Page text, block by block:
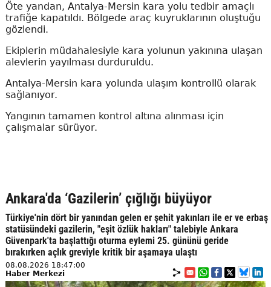
Öte yandan, Antalya-Mersin kara yolu tedbir amaçlı
trafiğe kapatıldı. Bölgede araç kuyruklarının oluştuğu
gözlendi.
Ekiplerin müdahalesiyle kara yolunun yakınına ulaşan
alevlerin yayılması durduruldu.
Antalya-Mersin kara yolunda ulaşım kontrollü olarak
sağlanıyor.
Yangının tamamen kontrol altına alınması için
çalışmalar sürüyor.
Ankara'da ‘Gazilerin’ çığlığı büyüyor
Türkiye'nin dört bir yanından gelen er şehit yakınları ile er ve erbaş
statüsündeki gazilerin, "eşit özlük hakları" talebiyle Ankara
Güvenpark'ta başlattığı oturma eylemi 25. gününü geride
bırakırken açlık greviyle kritik bir aşamaya ulaştı
08.08.2026 18:47:00
Haber Merkezi